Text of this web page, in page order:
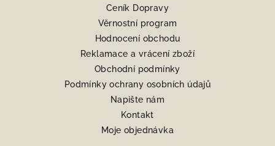
Ceník Dopravy
Věrnostní program
Hodnocení obchodu
Reklamace a vrácení zboží
Obchodní podmínky
Podmínky ochrany osobních údajů
Napište nám
Kontakt
Moje objednávka